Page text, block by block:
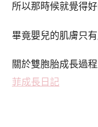
所以那時候就覺得
畢竟嬰兒的肌膚只有
關於雙胞胎成長過
菲成長日記